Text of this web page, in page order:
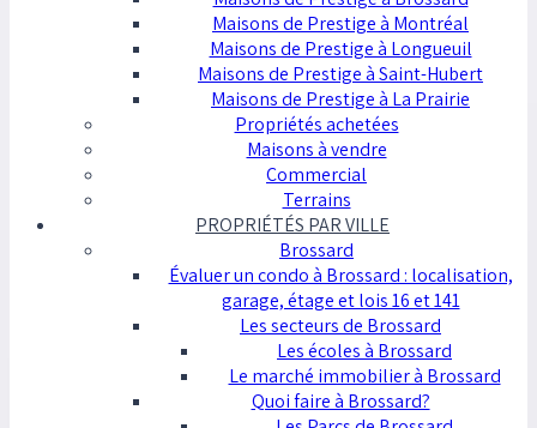
Maisons de Prestige à Montréal
Maisons de Prestige à Longueuil
Maisons de Prestige à Saint-Hubert
Maisons de Prestige à La Prairie
Propriétés achetées
Maisons à vendre
Commercial
Terrains
PROPRIÉTÉS PAR VILLE
Brossard
Évaluer un condo à Brossard : localisation,
garage, étage et lois 16 et 141
Les secteurs de Brossard
Les écoles à Brossard
Le marché immobilier à Brossard
Quoi faire à Brossard?